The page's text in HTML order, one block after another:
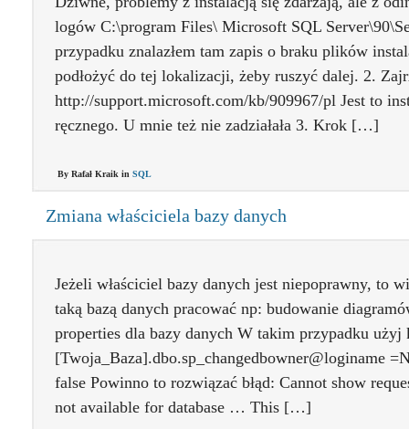
logów C:\program Files\ Microsoft SQL
przypadku znalazłem tam zapis o braku plików
podłożyć do tej lokalizacji, żeby ruszyć dalej. 2.
http://support.microsoft.com/kb/909967/pl Jest to
ręcznego. U mnie też nie zadziałała 3. Krok […]
By Rafał Kraik in SQL
Zmiana właściciela bazy danych
Jeżeli właściciel bazy danych jest niepoprawny, to
taką bazą danych pracować np: budowanie
properties dla bazy danych W takim przypadku użyj
[Twoja_Baza].dbo.sp_changedbowner@loginame
false Powinno to rozwiązać błąd: Cannot show
not available for database … This […]